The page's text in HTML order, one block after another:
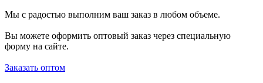
Мы с радостью выполним ваш заказ в любом объеме.
Вы можете оформить оптовый заказ через специальную
форму на сайте.
Заказать оптом